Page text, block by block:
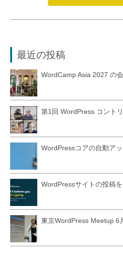
最近の投稿
WordCamp Asia 2027 の
第1回 WordPress コント
WordPressコアの自動ア
WordPressサイトの投稿を
東京WordPress Meetup 6